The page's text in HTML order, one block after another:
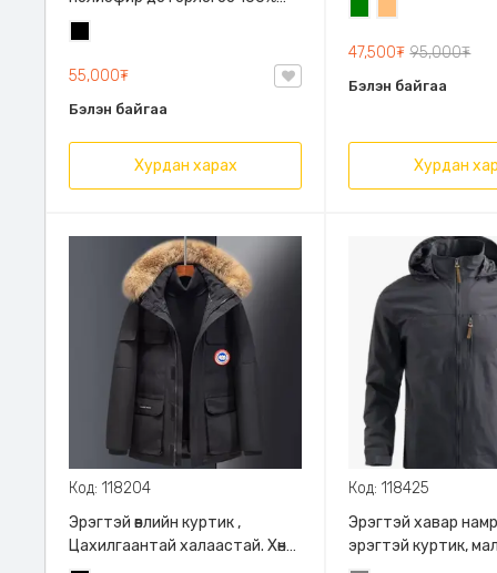
полиэстр, дулаахан тухтай
55,000₮
Бэлэн байгаа
Хурдан харах
47,500₮95,000₮
Бэлэн байгаа
Хурдан
Код: 118204
Эрэгтэй өвлийн куртик ,
Цахилгаантай халаастай. Хөнгөн
Код: 118425
Эрэгтэй хавар
эрэгтэй куртик,